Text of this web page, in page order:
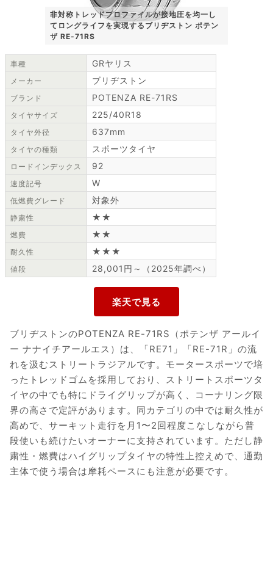
非対称トレッドプロファイルが接地圧を均一し
てロングライフを実現するブリヂストン ポテン
ザ RE-71RS
車種 GRヤリス
メーカー ブリヂストン
ブランド POTENZA RE-71RS
タイヤサイズ 225/40R18
タイヤ外径 637mm
タイヤの種類 スポーツタイヤ
ロードインデックス 92
速度記号 W
低燃費グレード 対象外
静粛性 ★★
燃費 ★★
耐久性 ★★★
値段 28,001円～（2025年調べ）
ブリヂストンのPOTENZA RE-71RS（ポテンザ アールイ
ー ナナイチアールエス）は、「RE71」「RE-71R」の流
れを汲むストリートラジアルです。モータースポーツで培
ったトレッドゴムを採用しており、ストリートスポーツタ
イヤの中でも特にドライグリップが高く、コーナリング限
界の高さで定評があります。同カテゴリの中では耐久性が
高めで、サーキット走行を月1〜2回程度こなしながら普
段使いも続けたいオーナーに支持されています。ただし静
粛性・燃費はハイグリップタイヤの特性上控えめで、通勤
主体で使う場合は摩耗ペースにも注意が必要です。